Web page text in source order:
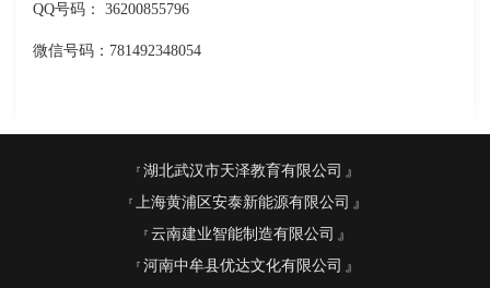
QQ号码： 36200855796
微信号码：781492348054
湖北武汉市天泽教育有限公司
上海黄浦区安泰新能源有限公司
云南建业智能制造有限公司
河南中牟县优达文化有限公司